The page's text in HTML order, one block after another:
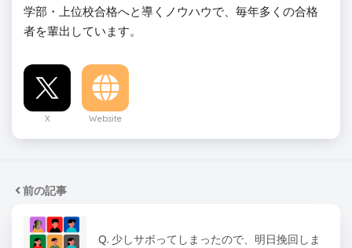
学部・上位校合格へと導くノウハウで、毎年多くの合格
者を輩出しています。
X Website
前の記事
Q. 少しサボってしまったので、明日挽回しま